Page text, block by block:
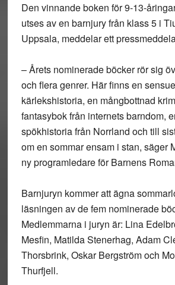
Den vinnande boken för 9-13-
utses av en barnjury från klass 5 i
Uppsala, meddelar ett
– Årets nominerade böcker rör sig
och flera genrer. Här finns en
kärlekshistoria, en mångbottnad
fantasybok från internets barndom,
spökhistoria från Norrland och till
om en sommar ensam i stan, säger
ny programledare för Barnens
Barnjuryn kommer att ägna
läsningen av de fem nominerade
Medlemmarna i juryn är: Lina
Mesfin, Matilda Stenerhag, Adam
Thorsbrink, Oskar Bergström och
Thurfjell.